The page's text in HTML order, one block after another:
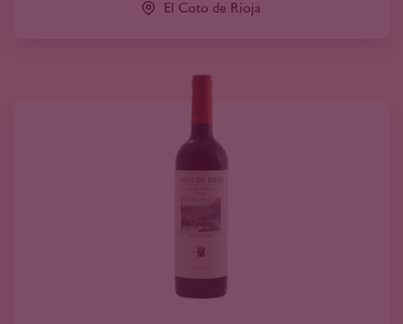
El Coto de Rioja